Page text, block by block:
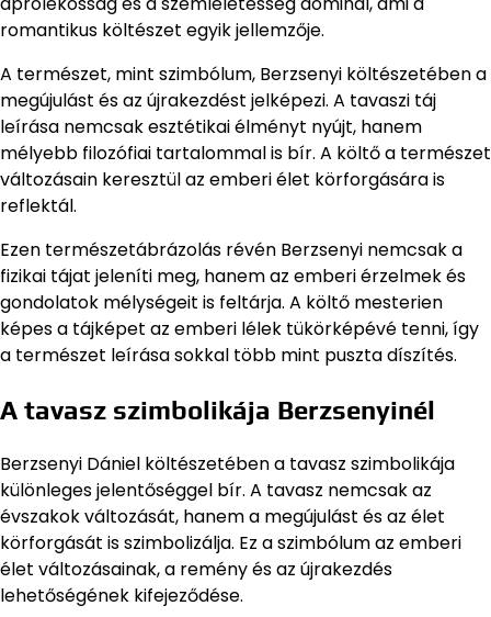
romantikus költészet egyik jellemzője.
A természet, mint szimbólum, Berzsenyi költészetében a
megújulást és az újrakezdést jelképezi. A tavaszi táj
leírása nemcsak esztétikai élményt nyújt, hanem
mélyebb filozófiai tartalommal is bír. A költő a természet
változásain keresztül az emberi élet körforgására is
reflektál.
Ezen természetábrázolás révén Berzsenyi nemcsak a
fizikai tájat jeleníti meg, hanem az emberi érzelmek és
gondolatok mélységeit is feltárja. A költő mesterien
képes a tájképet az emberi lélek tükörképévé tenni, így
a természet leírása sokkal több mint puszta díszítés.
A tavasz szimbolikája Berzsenyinél
Berzsenyi Dániel költészetében a tavasz szimbolikája
különleges jelentőséggel bír. A tavasz nemcsak az
évszakok változását, hanem a megújulást és az élet
körforgását is szimbolizálja. Ez a szimbólum az emberi
élet változásainak, a remény és az újrakezdés
lehetőségének kifejeződése.